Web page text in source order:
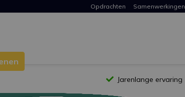
Opdrachten Samenwerkingen
Jarenlange ervaring